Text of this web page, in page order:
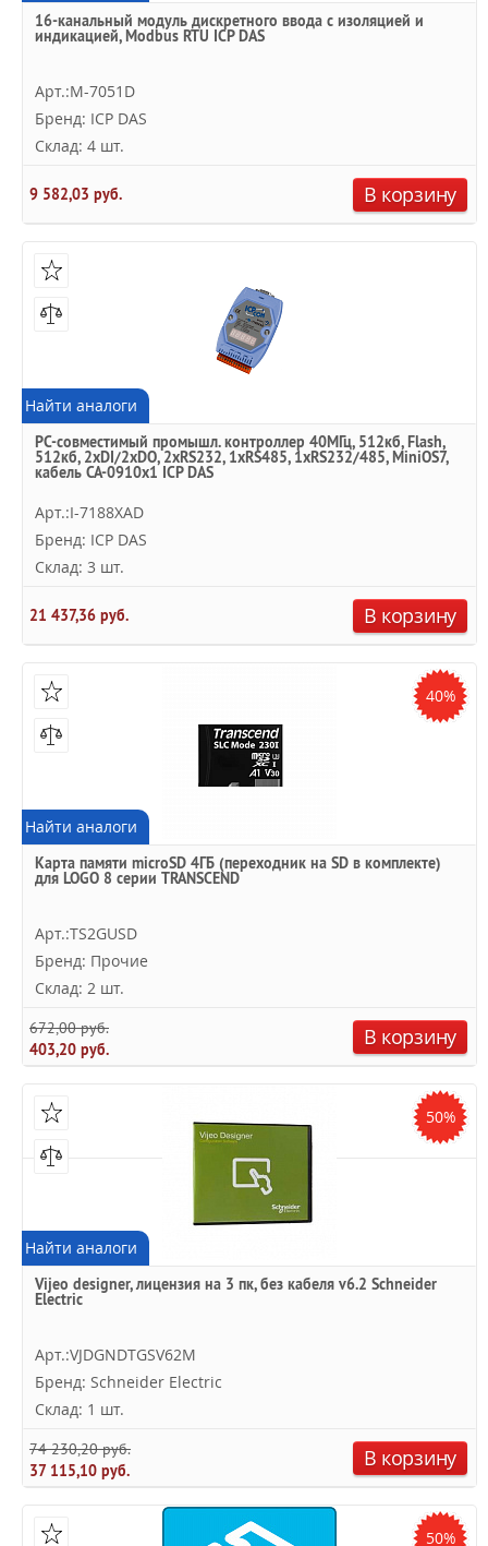
16-канальный модуль дискретного ввода с изоляцией и
индикацией, Modbus RTU ICP DAS
Арт.:M-7051D
Бренд: ICP DAS
Склад: 4 шт.
9 582,03 руб. В корзину
Найти аналоги
PC-совместимый промышл. контроллер 40МГц, 512кб, Flash,
512кб, 2хDI/2xDO, 2xRS232, 1xRS485, 1xRS232/485, MiniOS7,
кабель CA-0910x1 ICP DAS
Арт.:I-7188XAD
Бренд: ICP DAS
Склад: 3 шт.
21 437,36 руб. В корзину
40%
Найти аналоги
Карта памяти microSD 4ГБ (переходник на SD в комплекте)
для LOGO 8 серии TRANSCEND
Арт.:TS2GUSD
Бренд: Прочие
Склад: 2 шт.
672,00 руб.
403,20 руб.
В корзину
50%
Найти аналоги
Vijeo designer, лицензия на 3 пк, без кабеля v6.2 Schneider
Electric
Арт.:VJDGNDTGSV62M
Бренд: Schneider Electric
Склад: 1 шт.
74 230,20 руб.
37 115,10 руб.
В корзину
50%